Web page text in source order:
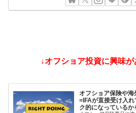
↓オフショア投資に興味
オフショア保険や
=IFAが直接受け入
ク的になっている